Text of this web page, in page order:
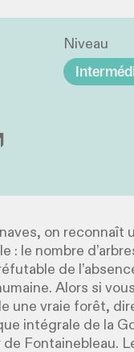
Niveau
on reconnaît
: le nombre
de
Alors si
une vraie forêt,
intégrale de la
Fontainebleau.